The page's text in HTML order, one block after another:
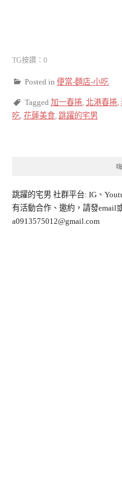
TG按讚：0
Posted in 便當-麵店-小吃
Tagged 加一春捲, 北港春捲,
吃, 花蓮美食, 跳躍的宅男
跳躍的宅男 社群平台: IG、
有活動合作、邀約，請發
a0913575012@gmail.com